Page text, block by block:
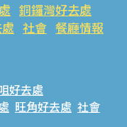
銅鑼灣好去處
社會 餐廳情報
好去處
旺角好去處 社會